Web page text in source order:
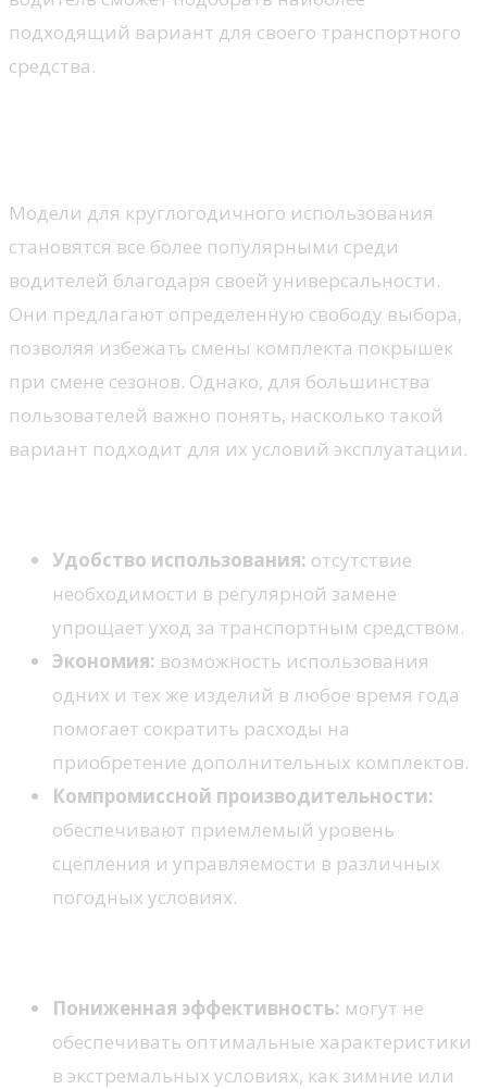
подходящий вариант для своего транспортного
средства.
Модели для круглогодичного использования
становятся все более популярными среди
водителей благодаря своей универсальности.
Они предлагают определенную свободу выбора,
позволяя избежать смены комплекта покрышек
при смене сезонов. Однако, для большинства
пользователей важно понять, насколько такой
вариант подходит для их условий эксплуатации.
Удобство использования: отсутствие
необходимости в регулярной замене
упрощает уход за транспортным средством.
Экономия: возможность использования
одних и тех же изделий в любое время года
помогает сократить расходы на
приобретение дополнительных комплектов.
Компромиссной производительности:
обеспечивают приемлемый уровень
сцепления и управляемости в различных
погодных условиях.
Пониженная эффективность: могут не
обеспечивать оптимальные характеристики
в экстремальных условиях, как зимние или